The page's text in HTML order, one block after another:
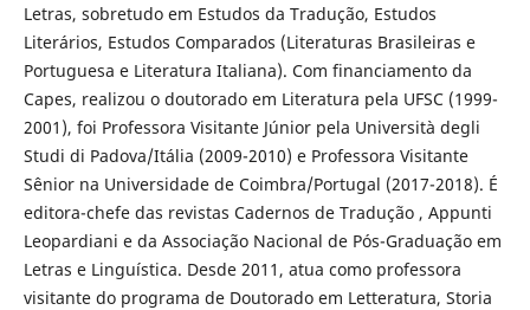
Letras, sobretudo em Estudos da Tradução, Estudos
Literários, Estudos Comparados (Literaturas Brasileiras e
Portuguesa e Literatura Italiana). Com financiamento da
Capes, realizou o doutorado em Literatura pela UFSC (1999-
2001), foi Professora Visitante Júnior pela Università degli
Studi di Padova/Itália (2009-2010) e Professora Visitante
Sênior na Universidade de Coimbra/Portugal (2017-2018). É
editora-chefe das revistas Cadernos de Tradução , Appunti
Leopardiani e da Associação Nacional de Pós-Graduação em
Letras e Linguística. Desde 2011, atua como professora
visitante do programa de Doutorado em Letteratura, Storia